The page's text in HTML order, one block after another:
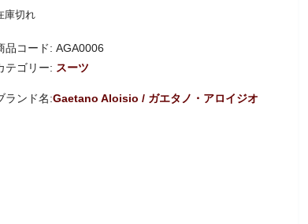
庫切れ
品コード:AGA0006
テゴリー: スーツ
Gaetano Aloisio / ガエタノ・アロイジオ